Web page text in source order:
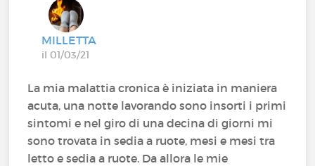
MILLETTA
il 01/03/21
La mia malattia cronica è iniziata in maniera
acuta, una notte lavorando sono insorti i primi
sintomi e nel giro di una decina di giorni mi
sono trovata in sedia a ruote, mesi e mesi tra
letto e sedia a ruote. Da allora le mie